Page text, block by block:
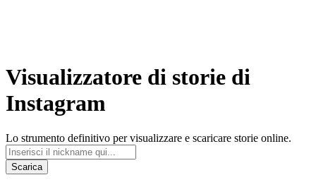
Visualizzatore di storie di
Instagram
Lo strumento definitivo per visualizzare e scaricare storie online.
Scarica